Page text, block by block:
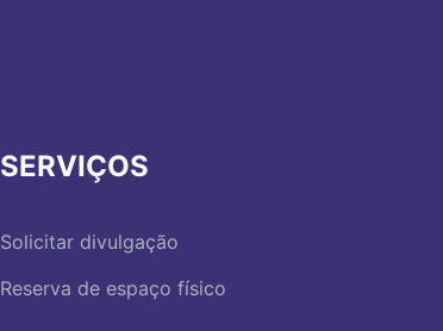
SERVIÇOS
Solicitar divulgação
Reserva de espaço físico